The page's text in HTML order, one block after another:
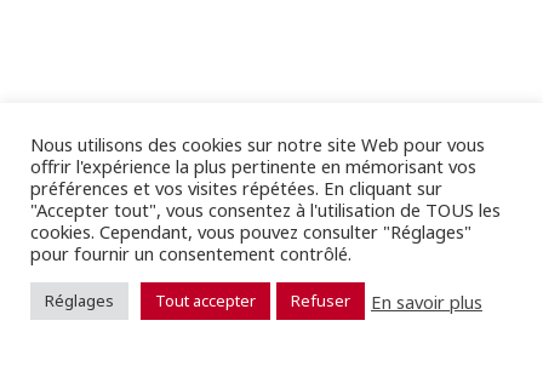
Nous utilisons des cookies sur notre site Web pour vous
offrir l'expérience la plus pertinente en mémorisant vos
préférences et vos visites répétées. En cliquant sur
"Accepter tout", vous consentez à l'utilisation de TOUS les
cookies. Cependant, vous pouvez consulter "Réglages"
pour fournir un consentement contrôlé.
Réglages Tout accepter Refuser En savoir plus